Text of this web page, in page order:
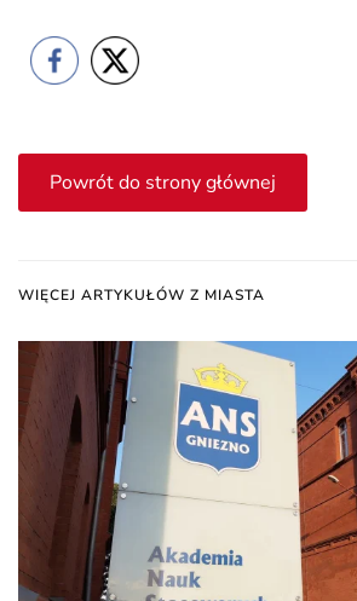
Powrót do strony głównej
WIĘCEJ ARTYKUŁÓW Z MIASTA